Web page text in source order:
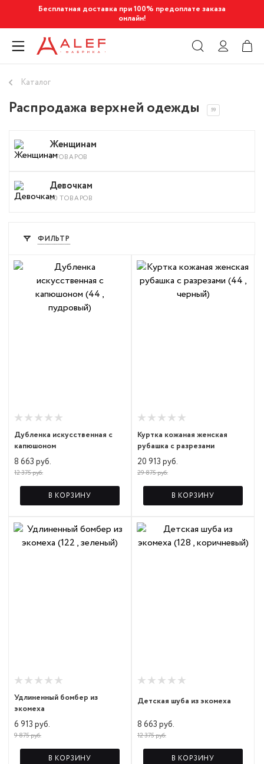
Бесплатная доставка при 100% предоплате заказа
онлайн!
Каталог
Распродажа верхней одежды 59
Женщинам
9 ТОВАРОВ
Девочкам
50 ТОВАРОВ
ФИЛЬТР
Дубленка искусственная с
капюшоном
8 663 руб.
12 375 руб.
В КОРЗИНУ
Куртка кожаная женская
рубашка с разрезами
20 913 руб.
29 875 руб.
В КОРЗИНУ
Удлиненный бомбер из
экомеха
6 913 руб.
9 875 руб.
В КОРЗИНУ
Детская шуба из экомеха
8 663 руб.
12 375 руб.
В КОРЗИНУ